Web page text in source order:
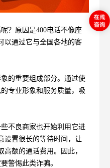
呢？原因是400电话不像座
以通过它与全国各地的客
的重要组成部分。通过使
专业形象和服务质量，吸
不良商家也开始利用它进
设置很长的等待时间，让
额的通话费用。因此，
警惕此类诈骗。